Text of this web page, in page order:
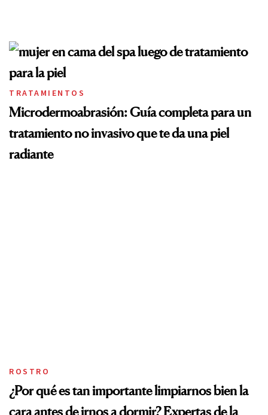
TRATAMIENTOS
Microdermoabrasión: Guía completa para un
tratamiento no invasivo que te da una piel
radiante
ROSTRO
¿Por qué es tan importante limpiarnos bien la
cara antes de irnos a dormir? Expertas de la